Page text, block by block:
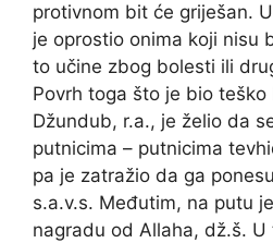
protivnom bit će griješan.
je oprostio onima koji nisu
to učine zbog bolesti ili
Povrh toga što je bio
Džundub, r.a., je želio da
putnicima – putnicima
pa je zatražio da ga
s.a.v.s. Međutim, na putu
nagradu od Allaha, dž.š. U